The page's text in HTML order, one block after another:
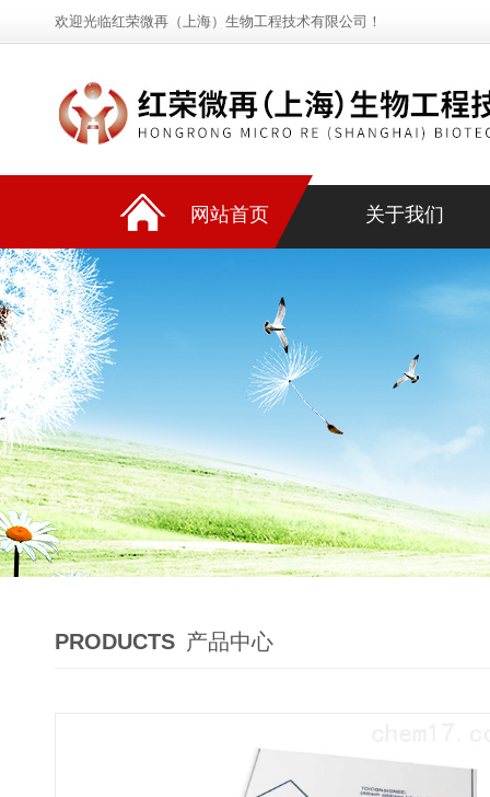
欢迎光临红荣微再（上海）生物工程技术有限公司！
网站首页 关于我们
PRODUCTS 产品中心